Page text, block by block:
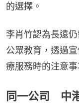
的選擇。
李肖竹認為長遠
公眾教育，透過
療服務時的注意事
同一公司 中